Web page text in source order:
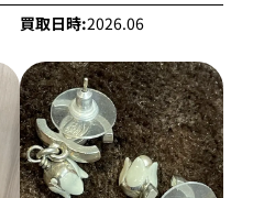
買取日時:2026.06